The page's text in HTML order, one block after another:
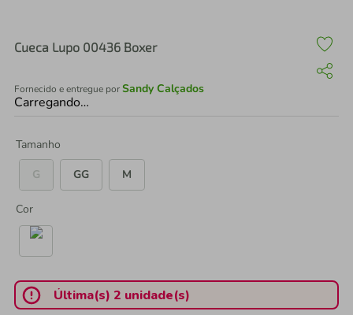
Cueca Lupo 00436 Boxer
Fornecido e entregue porSandy Calçados
Carregando…
Tamanho
G
GG M
Cor
Última(s) 2 unidade(s)